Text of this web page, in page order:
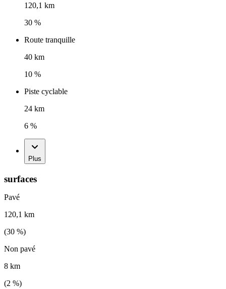
120,1 km
30 %
Route tranquille
40 km
10 %
Piste cyclable
24 km
6 %
Plus
surfaces
Pavé
120,1 km
(30 %)
Non pavé
8 km
(2 %)